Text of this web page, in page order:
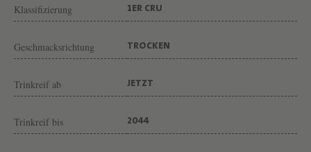
V
O
N
W
I
Klassifizierung 1ER CRU
Geschmacksrichtung TROCKEN
Trinkreif ab JETZT
Trinkreif bis 2044